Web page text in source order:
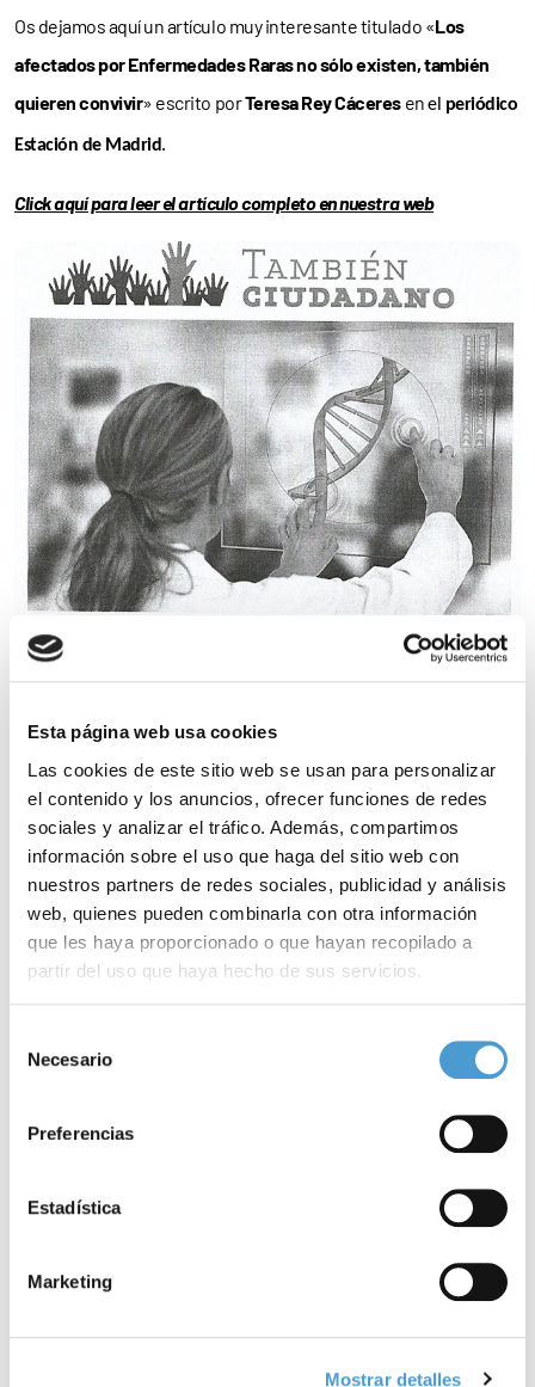
Esta página web usa cookies
Las cookies de este sitio web se usan para personalizar
el contenido y los anuncios, ofrecer funciones de redes
sociales y analizar el tráfico. Además, compartimos
información sobre el uso que haga del sitio web con
nuestros partners de redes sociales, publicidad y análisis
web, quienes pueden combinarla con otra información
que les haya proporcionado o que hayan recopilado a
partir del uso que haya hecho de sus servicios.
de cookies
Necesario
Preferencias
Estadística
Marketing
Mostrar detalles
Os dejamos aquí un artículo muy interesante titulado «Los
afectados por Enfermedades Raras no sólo existen, también
quieren convivir» escrito porTeresa Rey Cáceresenel periódico
Estación de Madrid.
Click aquí para leer el artículo completo en nuestra web
(más…)
Noticias
relacionadas